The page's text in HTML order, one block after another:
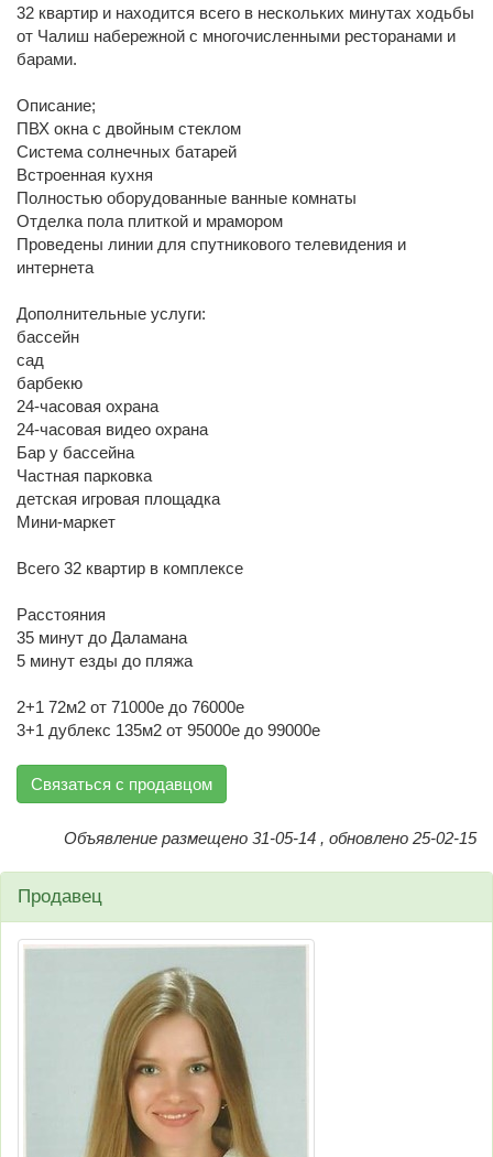
32 квартир и находится всего в нескольких минутах ходьбы
от Чалиш набережной с многочисленными ресторанами и
барами.
Описание;
ПВХ окна с двойным стеклом
Система солнечных батарей
Встроенная кухня
Полностью оборудованные ванные комнаты
Отделка пола плиткой и мрамором
Проведены линии для спутникового телевидения и
интернета
Дополнительные услуги:
бассейн
сад
барбекю
24-часовая охрана
24-часовая видео охрана
Бар у бассейна
Частная парковка
детская игровая площадка
Мини-маркет
Всего 32 квартир в комплексе
Расстояния
35 минут до Даламана
5 минут езды до пляжа
2+1 72м2 от 71000е до 76000е
3+1 дублекс 135м2 от 95000е до 99000е
Связаться с продавцом
Объявление размещено 31-05-14 , обновлено 25-02-15
Продавец